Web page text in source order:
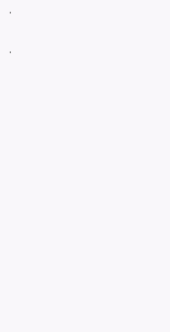
.
.